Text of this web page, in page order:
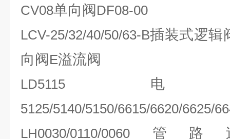
CV08单向阀 DF08-00
LCV-25/32/40/50/63-B插装式逻辑
向阀 E溢流阀
LD5115 电
5125/5140/5150/6615/6620/6625/
LH0030/0110/0060 管路